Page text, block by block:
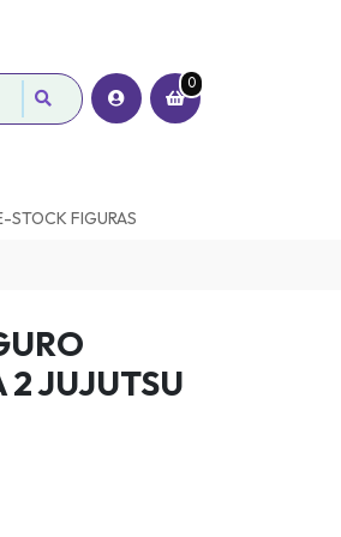
0
STOCK FIGURAS
2 JUJUTSU